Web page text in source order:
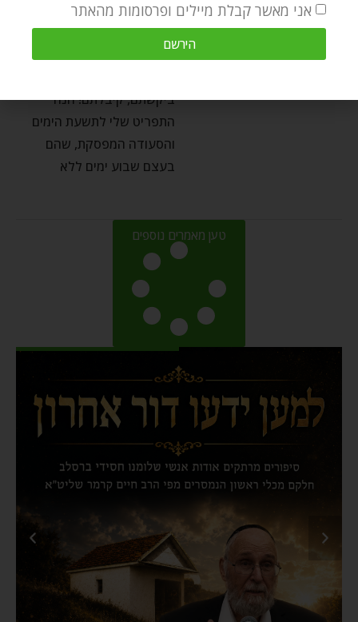
והסעודה המפסקת
ביקשתם, קיבלתם! הנה
התפריט שלי לתשעת הימים
והסעודה המפסקת, שהם
בעצם שבוע ימים ללא
טען מאמרים נוספים
אני מאשר קבלת מיילים ופרסומות מהאתר
הירשם